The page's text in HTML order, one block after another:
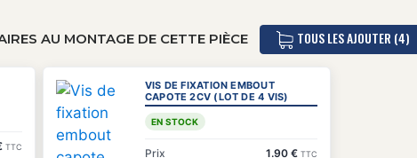
AU MONTAGE DE CETTE PIÈCE TOUS LES AJOUTER (4)
TTC
VIS DE FIXATION EMBOUT
CAPOTE 2CV (LOT DE 4 VIS)
EN STOCK
Prix 1.90 € TTC